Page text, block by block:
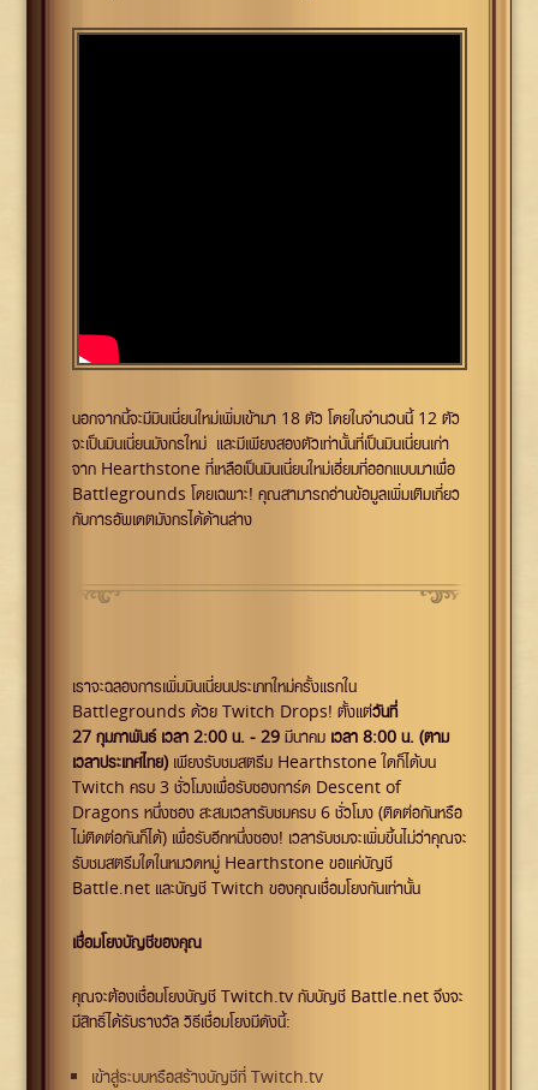
นอกจากนี้จะมีมินเนี่ยนใหม่เพิ่มเข้ามา 18 ตัว โดยในจำนวนนี้ 12 ตัว
จะเป็นมินเนี่ยนมังกรใหม่ และมีเพียงสองตัวเท่านั้นที่เป็นมินเนี่ยนเก่า
จาก Hearthstone ที่เหลือเป็นมินเนี่ยนใหม่เอี่ยมที่ออกแบบมาเพื่อ
Battlegrounds โดยเฉพาะ! คุณสามารถอ่านข้อมูลเพิ่มเติมเกี่ยว
กับการอัพเดตมังกรได้ด้านล่าง
เราจะฉลองการเพิ่มมินเนี่ยนประเภทใหม่ครั้งแรกใน
Battlegrounds ด้วย Twitch Drops! ตั้งแต่วันที่
27กุมภาพันธ์ เวลา 2:00 น. - 29 มีนาคมเวลา 8:00 น. (ตาม
เวลาประเทศไทย)เพียงรับชมสตรีม Hearthstone ใดก็ได้บน
Twitch ครบ 3 ชั่วโมงเพื่อรับซองการ์ด Descent of
Dragons หนึ่งซอง สะสมเวลารับชมครบ 6 ชั่วโมง (ติดต่อกันหรือ
ไม่ติดต่อกันก็ได้) เพื่อรับอีกหนึ่งซอง! เวลารับชมจะเพิ่มขึ้นไม่ว่าคุณจะ
รับชมสตรีมใดในหมวดหมู่ Hearthstone ขอแค่บัญชี
Battle.net และบัญชี Twitch ของคุณเชื่อมโยงกันเท่านั้น
เชื่อมโยงบัญชีของคุณ
คุณจะต้องเชื่อมโยงบัญชี Twitch.tv กับบัญชี Battle.net จึงจะ
มีสิทธิ์ได้รับรางวัล วิธีเชื่อมโยงมีดังนี้:
เข้าสู่ระบบหรือสร้างบัญชีที่ Twitch.tv